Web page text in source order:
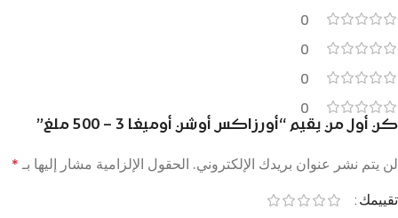
0
0
0
0
كن أول من يقيم “أورزاكس أوشن أوميغا 3 – 500 ملغ”
لن يتم نشر عنوان بريدك الإلكتروني. الحقول الإلزامية مشار إليها بـ *
تقييمك